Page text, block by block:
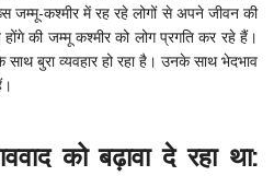
जम्मू-कश्मीर में रह रहे लोगों से अपने जीवन की
की जम्मू कश्मीर को लोग प्रगति कर रहे हैं।
बुरा व्यवहार हो रहा है। उनके साथ भेदभाव
को बढ़ावा दे रहा था: